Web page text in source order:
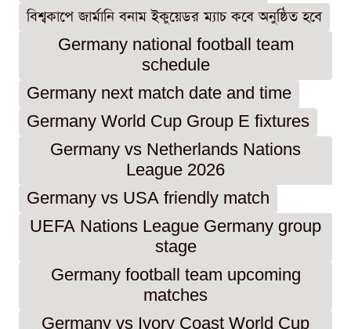
বিশ্বকাপে জার্মানি বনাম ইকুয়েডর ম্যাচ কবে অনুষ্ঠিত হবে
Germany national football team
schedule
Germany next match date and time
Germany World Cup Group E fixtures
Germany vs Netherlands Nations
League 2026
Germany vs USA friendly match
UEFA Nations League Germany group
stage
Germany football team upcoming
matches
Germany vs Ivory Coast World Cup